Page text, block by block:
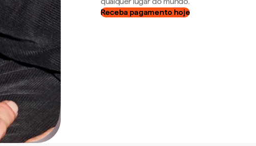
Receba pagamento hoje